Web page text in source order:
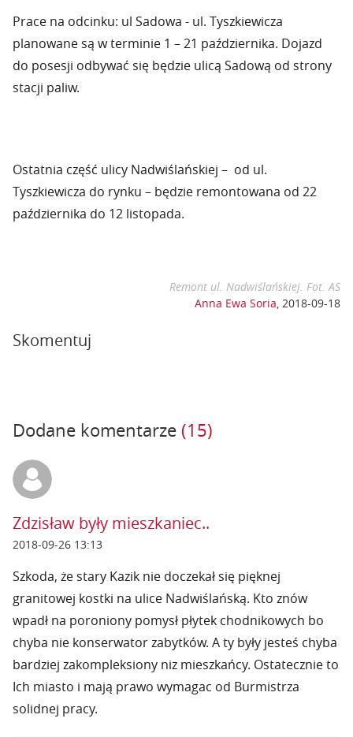
Prace na odcinku: ul Sadowa - ul. Tyszkiewicza
planowane są w terminie 1 – 21 października. Dojazd
do posesji odbywać się będzie ulicą Sadową od strony
stacji paliw.
Ostatnia część ulicy Nadwiślańskiej – od ul.
Tyszkiewicza do rynku – będzie remontowana od 22
października do 12 listopada.
Remont ul. Nadwiślańskiej. Fot. AS
Anna Ewa Soria, 2018-09-18
Skomentuj
Dodane komentarze (15)
Zdzisław były mieszkaniec..
2018-09-26 13:13
Szkoda, że stary Kazik nie doczekał się pięknej
granitowej kostki na ulice Nadwiślańską. Kto znów
wpadł na poroniony pomysł płytek chodnikowych bo
chyba nie konserwator zabytków. A ty były jesteś chyba
bardziej zakompleksiony niz mieszkańcy. Ostatecznie to
Ich miasto i mają prawo wymagac od Burmistrza
solidnej pracy.